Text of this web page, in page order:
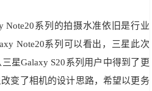
Note20系列的拍摄水准依旧是行业
Note20系列可以看出，三星此次
星Galaxy S20系列用户中得到了更
变了相机的设计思路，希望以更务